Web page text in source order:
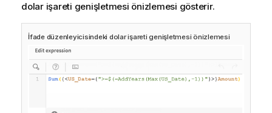
dolar işareti genişletmesi önizlemesi gösterir.
İfade düzenleyicisindeki dolar işareti genişletmesi önizlemesi